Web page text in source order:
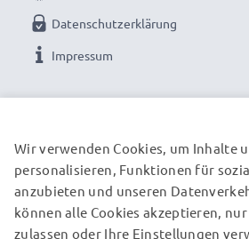
Datenschutzerklärung
Impressum
UNSERE VERSANDPARTNER
Wir verwenden Cookies, um Inhalte
personalisieren, Funktionen für
anzubieten und unseren
können alle Cookies akzeptieren,
zulassen oder Ihre Einstellungen